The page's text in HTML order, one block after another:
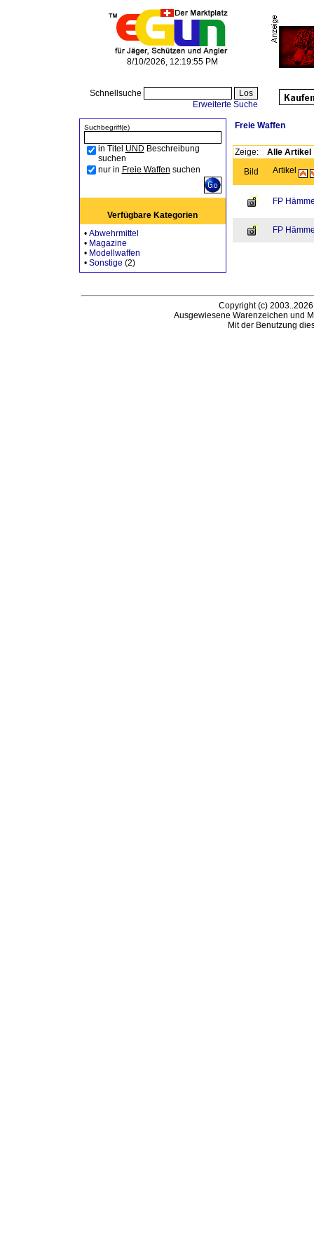
8/10/2026, 12:19:55 PM
Schnellsuche
Erweiterte Suche
Suchbegriff(e)
in Titel UND Beschreibung
suchen
nur in Freie Waffen suchen
Verfügbare Kategorien
• Abwehrmittel
• Magazine
• Modellwaffen
• Sonstige (2)
Freie Waffen
Zeige: Alle Artikel
Bild
Artikel
FP
FP
Copyright (c)
Ausgewiesene Warenzeichen und
Mit der Benutzung